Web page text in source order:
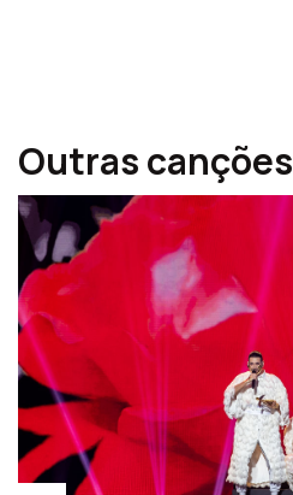
Outras canções